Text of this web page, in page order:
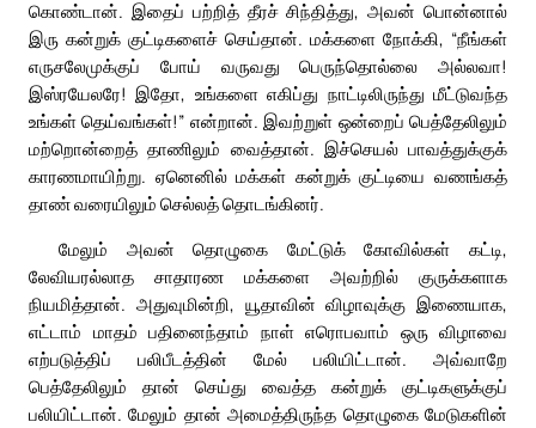
கொண்டான். இதைப் பற்றித் தீரச் சிந்தித்து, அவன் பொன்னால்
இரு கன்றுக் குட்டிகளைச் செய்தான். மக்களை நோக்கி, “நீங்கள்
எருசலேமுக்குப் போய் வருவது பெருந்தொல்லை அல்லவா!
இஸ்ரயேலரே! இதோ, உங்களை எகிப்து நாட்டிலிருந்து மீட்டுவந்த
உங்கள் தெய்வங்கள்!” என்றான். இவற்றுள் ஒன்றைப் பெத்தேலிலும்
மற்றொன்றைத் தாணிலும் வைத்தான். இச்செயல் பாவத்துக்குக்
காரணமாயிற்று. ஏனெனில் மக்கள் கன்றுக் குட்டியை வணங்கத்
தாண் வரையிலும் செல்லத் தொடங்கினர்.
மேலும் அவன் தொழுகை மேட்டுக் கோவில்கள் கட்டி,
லேவியரல்லாத சாதாரண மக்களை அவற்றில் குருக்களாக
நியமித்தான். அதுவுமின்றி, யூதாவின் விழாவுக்கு இணையாக,
எட்டாம் மாதம் பதினைந்தாம் நாள் எரொபவாம் ஒரு விழாவை
எற்படுத்திப் பலிபீடத்தின் மேல் பலியிட்டான். அவ்வாறே
பெத்தேலிலும் தான் செய்து வைத்த கன்றுக் குட்டிகளுக்குப்
பலியிட்டான். மேலும் தான் அமைத்திருந்த தொழுகை மேடுகளின்